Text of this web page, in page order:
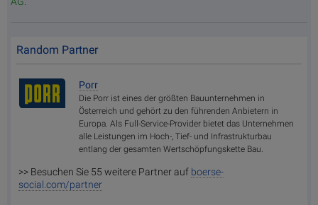
Random Partner
Porr
Die Porr ist eines der größten Bauunternehmen in
Österreich und gehört zu den führenden Anbietern in
Europa. Als Full-Service-Provider bietet das Unternehmen
alle Leistungen im Hoch-, Tief- und Infrastrukturbau
entlang der gesamten Wertschöpfungskette Bau.
>> Besuchen Sie 55 weitere Partner auf boerse-
social.com/partner